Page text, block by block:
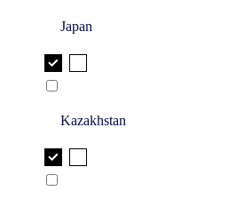
Japan
Kazakhstan